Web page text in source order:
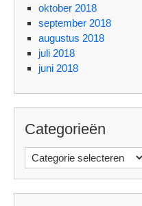
oktober 2018
september 2018
augustus 2018
juli 2018
juni 2018
Categorieën
Categorieën